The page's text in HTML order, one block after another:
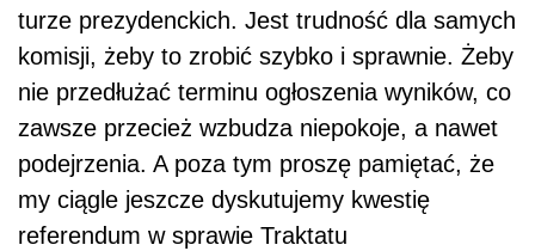
turze prezydenckich. Jest trudność dla samych
komisji, żeby to zrobić szybko i sprawnie. Żeby
nie przedłużać terminu ogłoszenia wyników, co
zawsze przecież wzbudza niepokoje, a nawet
podejrzenia. A poza tym proszę pamiętać, że
my ciągle jeszcze dyskutujemy kwestię
referendum w sprawie Traktatu